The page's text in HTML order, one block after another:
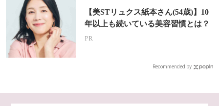
【美STリュクス紙本さん(54歳)】10
年以上も続いている美容習慣とは？
PR
Recommended by